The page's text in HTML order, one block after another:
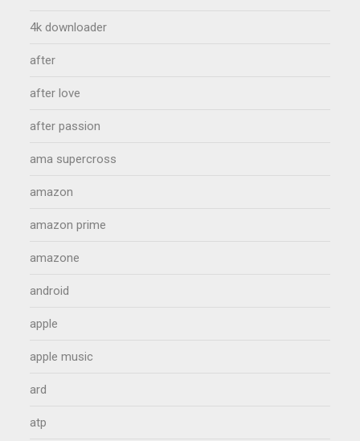
4k downloader
after
after love
after passion
ama supercross
amazon
amazon prime
amazone
android
apple
apple music
ard
atp